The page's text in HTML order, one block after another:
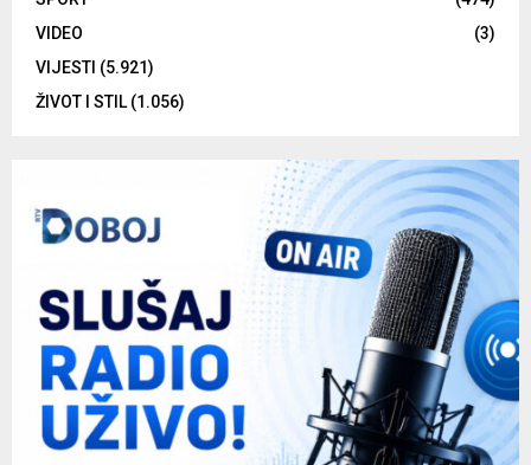
VIDEO
(3)
VIJESTI (5.921)
ŽIVOT I STIL (1.056)